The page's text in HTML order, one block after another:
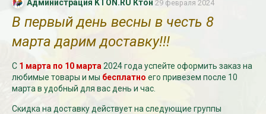
Администрация KTON.RU Ктон 29 февраля 2024
В первый день весны в честь 8
марта дарим доставку!!!
С 1 марта по 10 марта 2024 года успейте оформить заказ на
любимые товары и мы бесплатно его привезем после 10
марта в удобный для вас день и час.
Скидка на доставку действует на следующие группы